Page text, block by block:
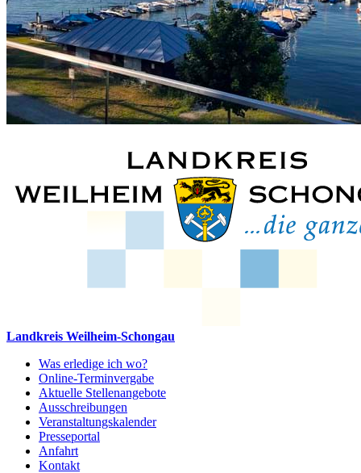
Landkreis Weilheim-Schongau
Was erledige ich wo?
Online-Terminvergabe
Aktuelle Stellenangebote
Ausschreibungen
Veranstaltungskalender
Presseportal
Anfahrt
Kontakt